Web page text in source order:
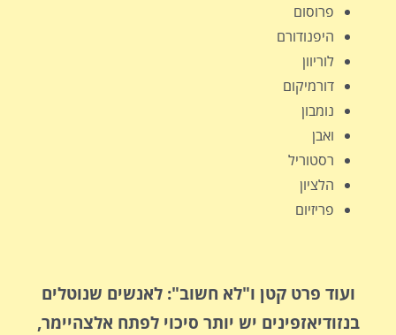
פרוסום
היפנודורם
לוריוון
דורמיקום
נומבון
ואבן
רסטוריל
הלציון
פריזיום
ועוד פרט קטן ו"לא חשוב": לאנשים שנוטלים
בנזודיאזפינים יש יותר סיכוי לפתח אלצהיימר,